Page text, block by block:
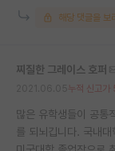
해당 댓글을 보
찌질한 그레이스 호퍼
누적 신고가
많은 유학생들이 공통
를 되뇌깁니다. 국내대